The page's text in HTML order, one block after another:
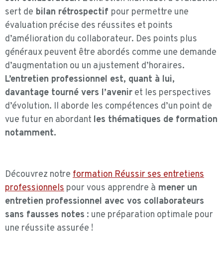
sert de bilan rétrospectif pour permettre une
évaluation précise des réussites et points
d’amélioration du collaborateur. Des points plus
généraux peuvent être abordés comme une demande
d’augmentation ou un ajustement d’horaires.
L’entretien professionnel est, quant à lui,
davantage tourné vers l’avenir et les perspectives
d’évolution. Il aborde les compétences d’un point de
vue futur en abordant les thématiques de formation
notamment.
Découvrez notre formation Réussir ses entretiens
professionnels pour vous apprendre à mener un
entretien professionnel avec vos collaborateurs
sans fausses notes : une préparation optimale pour
une réussite assurée !